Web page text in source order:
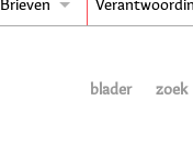
Brieven
blader zoek